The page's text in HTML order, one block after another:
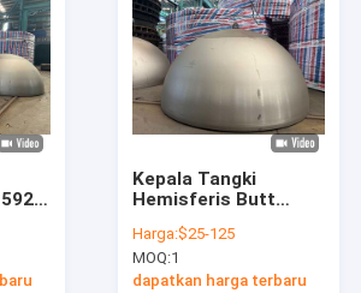
Kepala Tangki
Hemisferis Butt
Untuk Kapal
Bertekanan Tinggi
Dengan Permukaan
Harga:$25-125
MOQ:1
dapatkan harga terbaru